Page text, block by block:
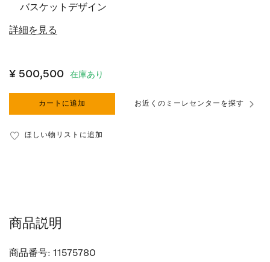
バスケットデザイン
詳細を見る
¥ 500,500 在庫あり
カートに追加 お近くのミーレセンターを探す
ほしい物リストに追加
商品説明
商品番号: 11575780